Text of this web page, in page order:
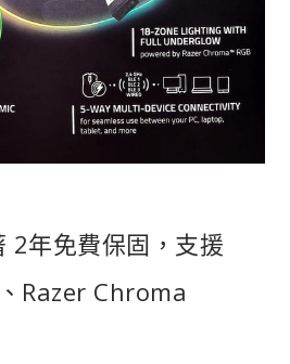
2年免費保固，支援
Razer Chroma